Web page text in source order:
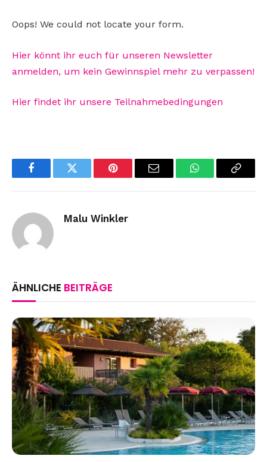
Oops! We could not locate your form.
Hier könnt ihr euch für unseren Newsletter
anmelden, um kein Gewinnspiel mehr zu verpassen!
Hier findet ihr unsere Teilnahmebedingungen
FacebookTwitter Pinterest Email WhatsAppCopy
Malu Winkler
ÄHNLICHE BEITRÄGE